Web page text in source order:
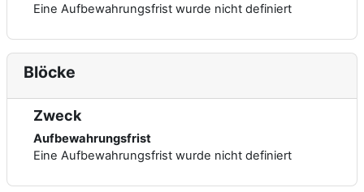
Eine Aufbewahrungsfrist wurde nicht definiert
Blöcke
Zweck
Aufbewahrungsfrist
Eine Aufbewahrungsfrist wurde nicht definiert